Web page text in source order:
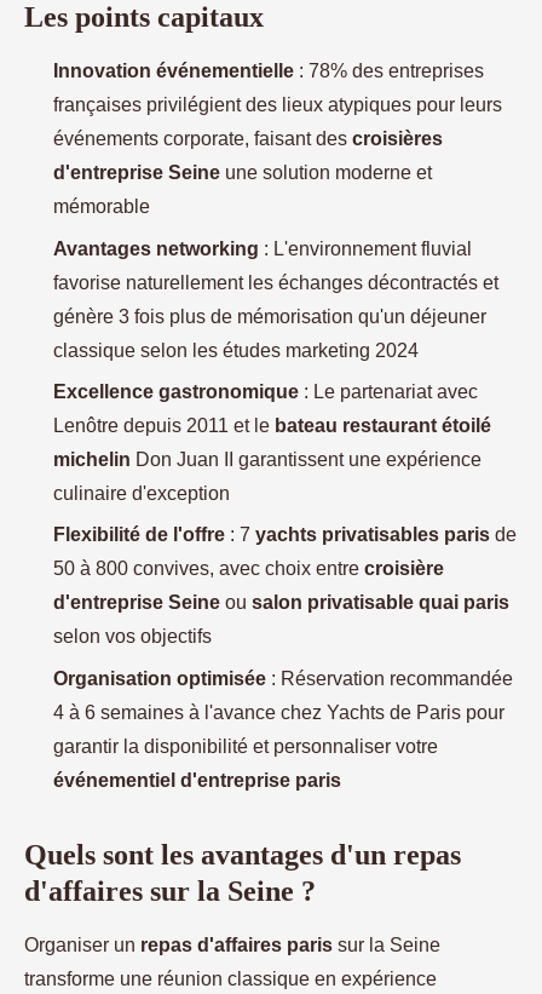
Les points capitaux
Innovation événementielle : 78% des entreprises
françaises privilégient des lieux atypiques pour leurs
événements corporate, faisant des croisières
d'entreprise Seine une solution moderne et
mémorable
Avantages networking : L'environnement fluvial
favorise naturellement les échanges décontractés et
génère 3 fois plus de mémorisation qu'un déjeuner
classique selon les études marketing 2024
Excellence gastronomique : Le partenariat avec
Lenôtre depuis 2011 et le bateau restaurant étoilé
michelin Don Juan II garantissent une expérience
culinaire d'exception
Flexibilité de l'offre : 7 yachts privatisables paris de
50 à 800 convives, avec choix entre croisière
d'entreprise Seine ou salon privatisable quai paris
selon vos objectifs
Organisation optimisée : Réservation recommandée
4 à 6 semaines à l'avance chez Yachts de Paris pour
garantir la disponibilité et personnaliser votre
événementiel d'entreprise paris
Quels sont les avantages d'un repas
d'affaires sur la Seine ?
Organiser un repas d'affaires paris sur la Seine
transforme une réunion classique en expérience